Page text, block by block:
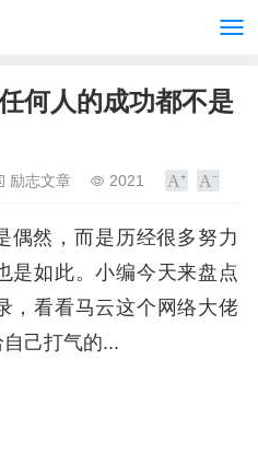
何人的成功都不是
励志文章 2021
偶然，而是历经很多努力
是如此。小编今天来盘点
，看看马云这个网络大佬
己打气的...